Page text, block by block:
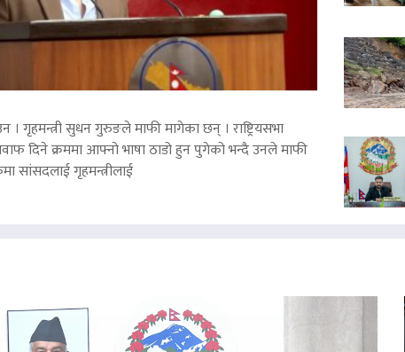
। गृहमन्त्री सुधन गुरुङले माफी मागेका छन् । राष्ट्रियसभा
दिने क्रममा आफ्नो भाषा ठाडो हुन पुगेको भन्दै उनले माफी
सांसदलाई गृहमन्त्रीलाई